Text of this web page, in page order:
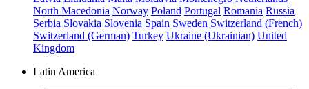
North Macedonia Norway Poland Portugal Romania Russia
Serbia Slovakia Slovenia Spain Sweden Switzerland (French)
Switzerland (German) Turkey Ukraine (Ukrainian) United
Kingdom
Latin America